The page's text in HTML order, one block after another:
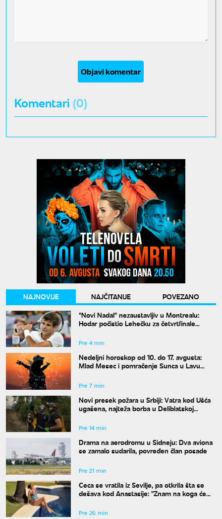
Objavi komentar
Komentari (0)
NAJNOVIJE NAJČITANIJE
POVEZANO
"Novi Nadal" nezaustavljiv u Montrealu:
Hodar počistio Lehečku za četvrtfinale
Pre 4 min
Nedeljni horoskop od 10. do 17. avgusta:
Mlad Mesec i pomračenje Sunca u Lavu
Pre 7 min
Novi presek požara u Srbiji: Vatra kod Ušća
ugašena, najteža borba u Deliblatskoj
Pre 14 min
Drama na aerodromu u Sidneju: Dva aviona
se zamalo sudarila, povređen član posade
Pre 21 min
Ceca se vratila iz Sevilje, pa otkrila šta se
dešava kod Anastasije: "Znam na koga će
Pre 26 min